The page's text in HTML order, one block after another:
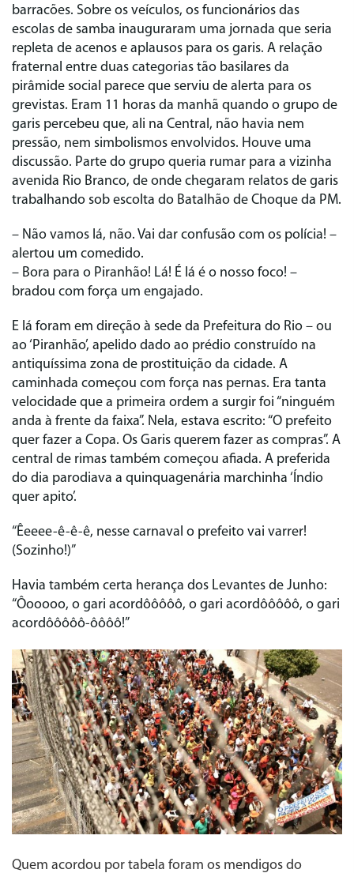
barracões. Sobre os veículos, os funcionários das
escolas de samba inauguraram uma jornada que seria
repleta de acenos e aplausos para os garis. A relação
fraternal entre duas categorias tão basilares da
pirâmide social parece que serviu de alerta para os
grevistas. Eram 11 horas da manhã quando o grupo de
garis percebeu que, ali na Central, não havia nem
pressão, nem simbolismos envolvidos. Houve uma
discussão. Parte do grupo queria rumar para a vizinha
avenida Rio Branco, de onde chegaram relatos de garis
trabalhando sob escolta do Batalhão de Choque da PM.
– Não vamos lá, não. Vai dar confusão com os polícia! –
alertou um comedido.
– Bora para o Piranhão! Lá! É lá é o nosso foco! –
bradou com força um engajado.
E lá foram em direção à sede da Prefeitura do Rio – ou
ao ‘Piranhão’, apelido dado ao prédio construído na
antiquíssima zona de prostituição da cidade. A
caminhada começou com força nas pernas. Era tanta
velocidade que a primeira ordem a surgir foi “ninguém
anda à frente da faixa”. Nela, estava escrito: “O prefeito
quer fazer a Copa. Os Garis querem fazer as compras”. A
central de rimas também começou afiada. A preferida
do dia parodiava a quinquagenária marchinha ‘Índio
quer apito’.
“Êeeee-ê-ê-ê, nesse carnaval o prefeito vai varrer!
(Sozinho!)”
Havia também certa herança dos Levantes de Junho:
“Ôooooo, o gari acordôôôôô, o gari acordôôôôô, o gari
acordôôôôô-ôôôô!”
Quem acordou por tabela foram os mendigos do